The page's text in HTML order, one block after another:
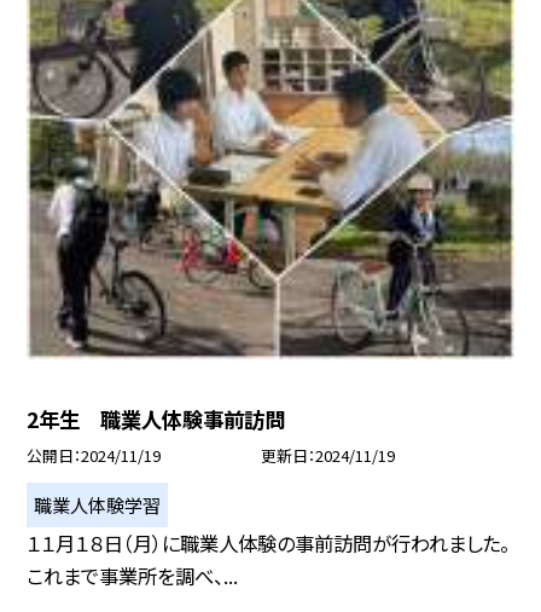
2年生 職業人体験事前訪問
公開日 2024/11/19 更新日 2024/11/19
職業人体験学習
１１月１８日（月）に職業人体験の事前訪問が行われました。
これまで事業所を調べ、...